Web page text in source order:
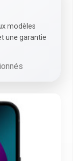
modèles
une garantie